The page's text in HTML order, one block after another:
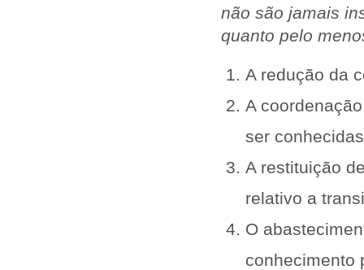
não são jamais
quanto pelo
A redução da
A
ser
A restituição
relativo a
O
conhecimento